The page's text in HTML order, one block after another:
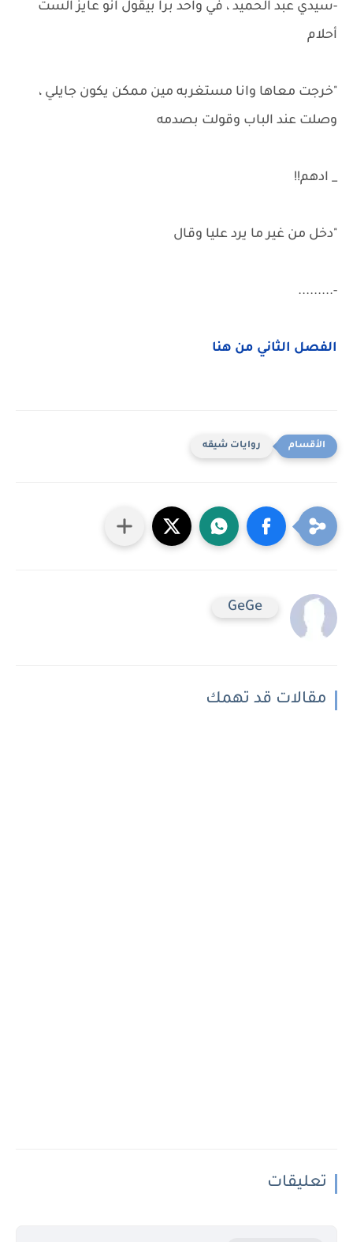
-سيدي عبد الحميد ، في واحد برا بيقول انو عايز الست
أحلام
"خرجت معاها وانا مستغربه مين ممكن يكون جايلي ،
وصلت عند الباب وقولت بصدمه
_ ادهم!!
"دخل من غير ما يرد عليا وقال
-.........
الفصل الثاني من هنا
روايات شيقه
GeGe
مقالات قد تهمك
تعليقات